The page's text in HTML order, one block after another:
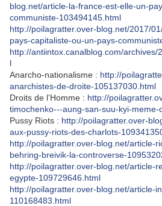
blog.net/article-la-france-est-elle-un-
communiste-103494145.html
http://poilagratter.over-blog.net/2017/
pays-capitaliste-ou-un-pays-
http://antiintox.canalblog.com/archives/
l
Anarcho-nationalisme : http://
anarchistes-de-droite-105137030.html
Droits de l’Homme : http://
timochenko---aung-san-suu-kyi-
Pussy Riots : http://poilagratter.over-
aux-pussy-riots-des-charlots-
http://poilagratter.over-blog.net/article-
behring-breivik-la-controverse-
http://poilagratter.over-blog.net/article-
egypte-109729646.html
http://poilagratter.over-blog.net/article-
110168483.html